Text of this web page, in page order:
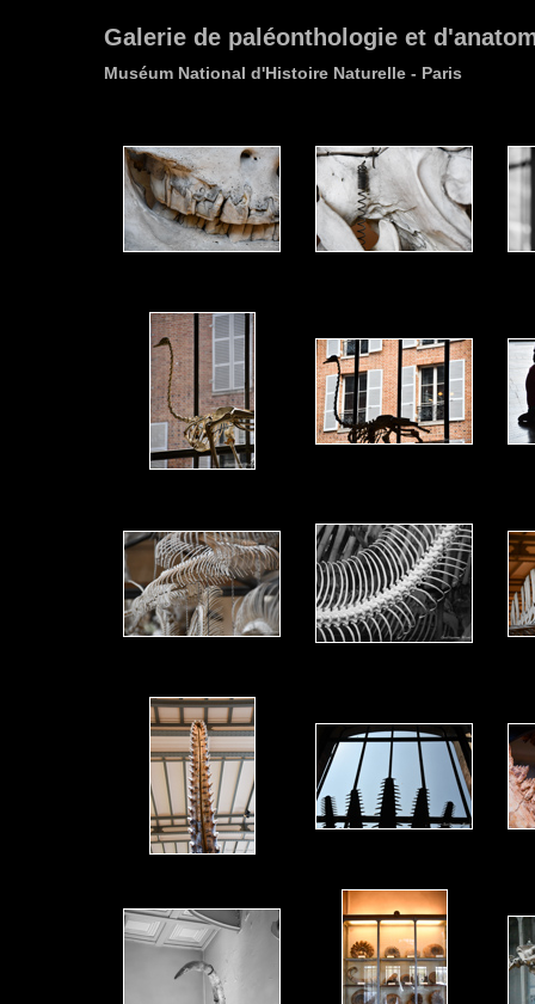
Galerie de paléonthologie et
Muséum National d'Histoire Naturelle - Paris